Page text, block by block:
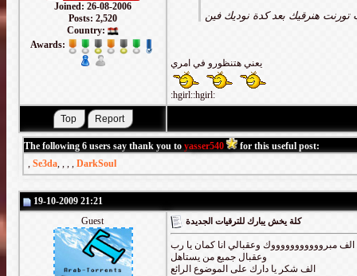
Joined: 26-08-2006
Posts: 2,520
Country:
Awards:
هنرقيك بعد كدة نوديك فين
يعني هتنظورو في امري
:hgirl::hgirl:
The following 6 users say thank you to yasser540
for this useful post:
, Se3da, , , , DarkSoul
19-10-2009 21:21
Guest
كلة يخش يبارك للترقيات الجديدة
مبروووووووووووك وعقبالي انا كمان يا رب
وعقبال جميع من يستاهل
الف شكر يا دارك على الموضوع الرائع